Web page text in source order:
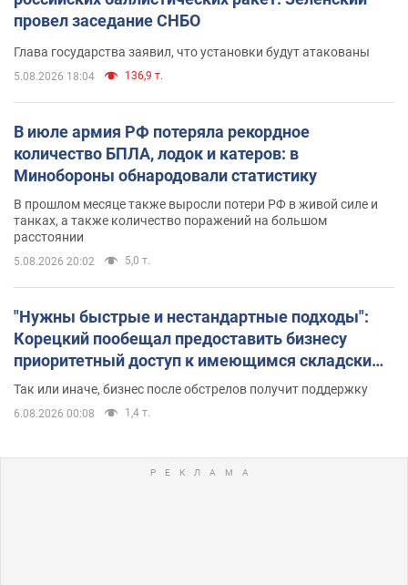
провел заседание СНБО
Глава государства заявил, что установки будут атакованы
5.08.2026 18:04 136,9 т.
В июле армия РФ потеряла рекордное
количество БПЛА, лодок и катеров: в
Минобороны обнародовали статистику
В прошлом месяце также выросли потери РФ в живой силе и
танках, а также количество поражений на большом
расстоянии
5.08.2026 20:02 5,0 т.
"Нужны быстрые и нестандартные подходы":
Корецкий пообещал предоставить бизнесу
приоритетный доступ к имеющимся складским
помещениям
Так или иначе, бизнес после обстрелов получит поддержку
6.08.2026 00:08 1,4 т.